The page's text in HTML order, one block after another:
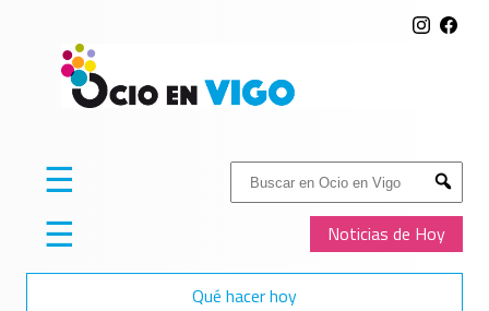
Buscar:
Submit
Noticias de Hoy
☰
☰
Qué hacer hoy